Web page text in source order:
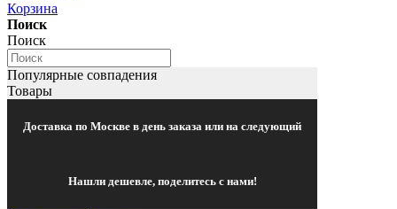
Корзина
Поиск
Поиск
Популярные совпадения
Товары
Доставка по Москве в день заказа или на следующий
Нашли дешевле, поделитесь с нами!